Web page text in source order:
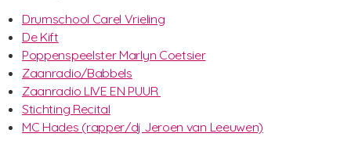
Drumschool Carel Vrieling
De Kift
Poppenspeelster Marlyn Coetsier
Zaanradio/Babbels
Zaanradio LIVE EN PUUR
Stichting Recital
MC Hades (rapper/dj Jeroen van Leeuwen)